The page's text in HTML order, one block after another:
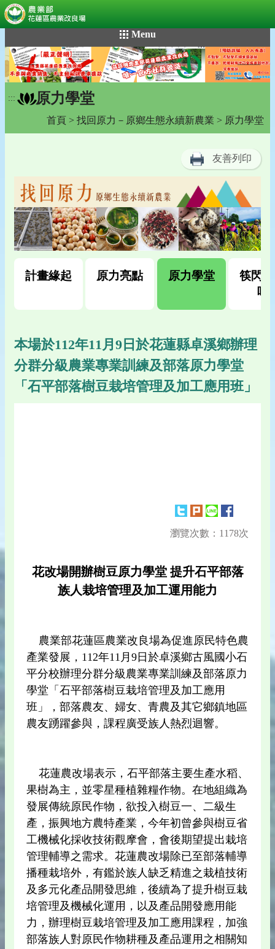
到
主
要
內
容
Menu
::: 原力學堂
首頁 > 找回原力－原鄉生態永續新農業 > 原力學堂
友善列印
計畫緣起 原力亮點 原力學堂
筷閃
味
本場於112年11月9日於花蓮縣卓溪鄉辦理
分群分級農業專業訓練及部落原力學堂
「石平部落樹豆栽培管理及加工應用班」
瀏覽次數：1178次
花改場開辦樹豆原力學堂 提升石平部落
族人栽培管理及加工運用能力
農業部花蓮區農業改良場為促進原民特色農
產業發展，112年11月9日於卓溪鄉古風國小石
平分校辦理分群分級農業專業訓練及部落原力
學堂「石平部落樹豆栽培管理及加工應用
班」，部落農友、婦女、青農及其它鄉鎮地區
農友踴躍參與，課程廣受族人熱烈迴響。
花蓮農改場表示，石平部落主要生產水稻、
果樹為主，並零星種植雜糧作物。在地組織為
發展傳統原民作物，欲投入樹豆一、二級生
產，振興地方農特產業，今年初曾參與樹豆省
工機械化採收技術觀摩會，會後期望提出栽培
管理輔導之需求。花蓮農改場除已至部落輔導
播種栽培外，有鑑於族人缺乏精進之栽植技術
及多元化產品開發思維，後續為了提升樹豆栽
培管理及機械化運用，以及產品開發應用能
力，辦理樹豆栽培管理及加工應用課程，加強
部落族人對原民作物耕種及產品運用之相關知